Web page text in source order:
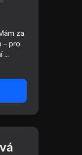
za
– pro
...